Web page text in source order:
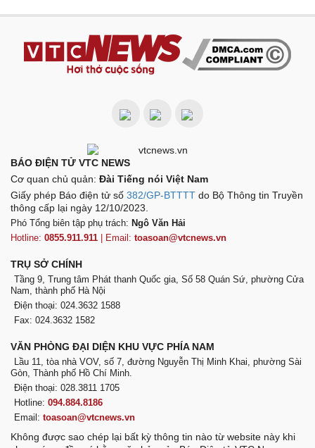
BÁO ĐIỆN TỬ VTC NEWS
Cơ quan chủ quản: Đài Tiếng nói Việt Nam
Giấy phép Báo điện tử số 382/GP-BTTTT do Bộ Thông tin Truyền
thông cấp lại ngày 12/10/2023.
Phó Tổng biên tập phụ trách: Ngô Văn Hải
Hotline: 0855.911.911 | Email: toasoan@vtcnews.vn
TRỤ SỞ CHÍNH
Tầng 9, Trung tâm Phát thanh Quốc gia, Số 58 Quán Sứ, phường Cửa
Nam, thành phố Hà Nội
Điện thoại: 024.3632 1588
Fax: 024.3632 1582
VĂN PHÒNG ĐẠI DIỆN KHU VỰC PHÍA NAM
Lầu 11, tòa nhà VOV, số 7, đường Nguyễn Thị Minh Khai, phường Sài
Gòn, Thành phố Hồ Chí Minh.
Điện thoại: 028.3811 1705
Hotline: 094.884.8186
Email: toasoan@vtcnews.vn
Không được sao chép lại bất kỳ thông tin nào từ website này khi